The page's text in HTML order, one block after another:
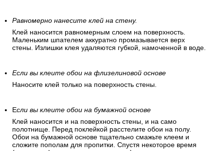
Равномерно нанесите клей на стену.
Клей наносится равномерным слоем на поверхность.
Маленьким шпателем аккуратно промазывается верх
стены. Излишки клея удаляются губкой, намоченной в воде.
Если вы клеите обои на флизелиновой основе
Наносите клей только на поверхность стены.
Если вы клеите обои на бумажной основе
Клей наносится и на поверхность стены, и на само
полотнище. Перед поклейкой расстелите обои на полу.
Обои на бумажной основе тщательно смажьте клеем и
сложите пополам для пропитки. Спустя некоторое время